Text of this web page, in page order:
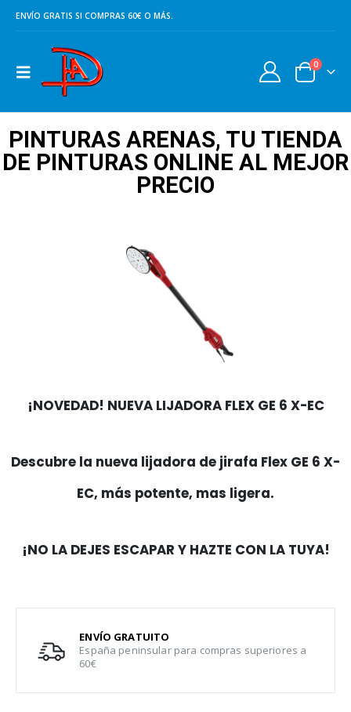
ENVÍO GRATIS SI COMPRAS 60€ O MÁS.
0
PINTURAS ARENAS, TU TIENDA
DE PINTURAS ONLINE AL MEJOR
PRECIO
¡NOVEDAD! NUEVA LIJADORA FLEX GE 6 X-EC
Descubre la nueva lijadora de jirafa Flex GE 6 X-
EC, más potente, mas ligera.
¡NO LA DEJES ESCAPAR Y HAZTE CON LA TUYA!
ENVÍO GRATUITO
España peninsular para compras superiores a
60€